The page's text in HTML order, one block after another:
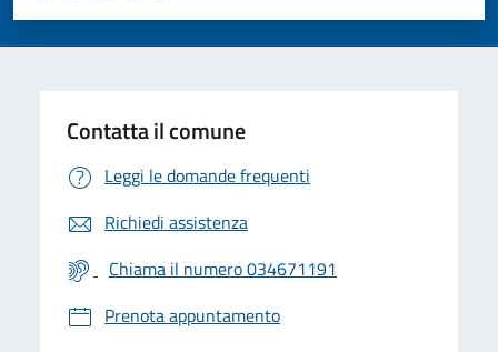
Valuta 5 stelle su 5
Valuta 4 stelle su 5
Valuta 3 stelle su 5
Valuta 2 stelle su 5
Valuta 1 stelle su 5
Contatta il comune
Leggi le domande frequenti
Richiedi assistenza
Chiama il numero 034671191
Prenota appuntamento